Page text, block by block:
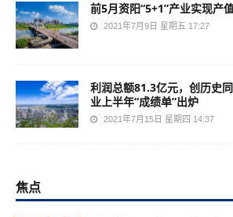
前5月资阳“5+1”产业实现产
2021年7月9日 星期五 17:27
利润总额81.3亿元，创历史
业上半年“成绩单”出炉
2021年7月15日 星期四 14:37
焦点